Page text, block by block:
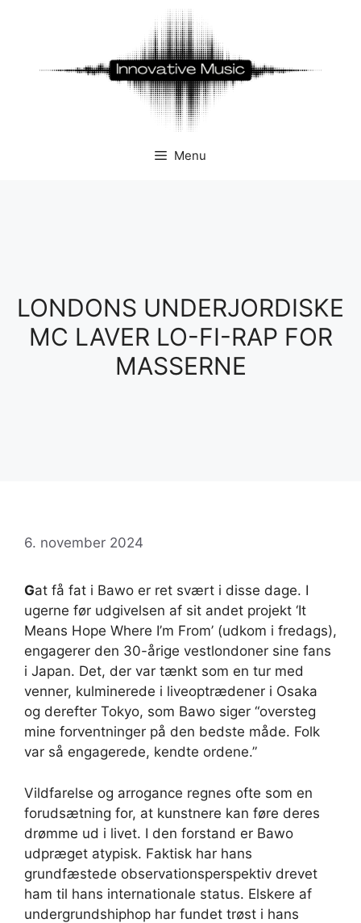
Menu
LONDONS UNDERJORDISKE
MC LAVER LO-FI-RAP FOR
MASSERNE
6. november 2024
Gat få fat i Bawo er ret svært i disse dage. I
ugerne før udgivelsen af ​​sit andet projekt ‘It
Means Hope Where I’m From’ (udkom i fredags),
engagerer den 30-årige vestlondoner sine fans
i Japan. Det, der var tænkt som en tur med
venner, kulminerede i liveoptrædener i Osaka
og derefter Tokyo, som Bawo siger “oversteg
mine forventninger på den bedste måde. Folk
var så engagerede, kendte ordene.”
Vildfarelse og arrogance regnes ofte som en
forudsætning for, at kunstnere kan føre deres
drømme ud i livet. I den forstand er Bawo
udpræget atypisk. Faktisk har hans
grundfæstede observationsperspektiv drevet
ham til hans internationale status. Elskere af
undergrundshiphop har fundet trøst i hans